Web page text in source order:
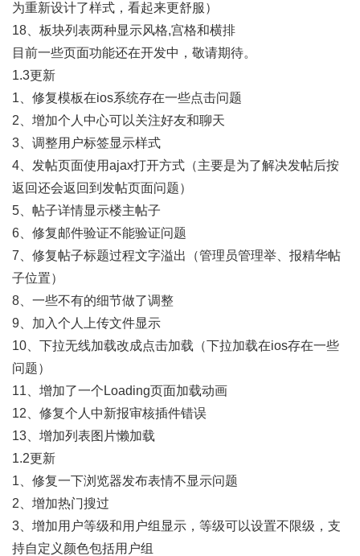
为重新设计了样式，看起来更舒服）
18、板块列表两种显示风格,宫格和横排
目前一些页面功能还在开发中，敬请期待。
1.3更新
1、修复模板在ios系统存在一些点击问题
2、增加个人中心可以关注好友和聊天
3、调整用户标签显示样式
4、发帖页面使用ajax打开方式（主要是为了解决发帖后按
返回还会返回到发帖页面问题）
5、帖子详情显示楼主帖子
6、修复邮件验证不能验证问题
7、修复帖子标题过程文字溢出（管理员管理举、报精华帖
子位置）
8、一些不有的细节做了调整
9、加入个人上传文件显示
10、下拉无线加载改成点击加载（下拉加载在ios存在一些
问题）
11、增加了一个Loading页面加载动画
12、修复个人中新报审核插件错误
13、增加列表图片懒加载
1.2更新
1、修复一下浏览器发布表情不显示问题
2、增加热门搜过
3、增加用户等级和用户组显示，等级可以设置不限级，支
持自定义颜色包括用户组